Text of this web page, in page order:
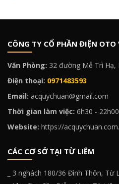
CÔNG TY CỔ PHẦN ĐIỆN OTO
Văn Phòng: 32 đường Mễ Trì Hạ,
Điện thoại: 0971483593
Email: acquychuan@gmail.com
Thời gian làm việc: 6h30 -
Website: https://
CÁC CƠ SỞ TẠI TỪ LIÊM
_ 3 nghách 180/36 Đình Thôn, Từ